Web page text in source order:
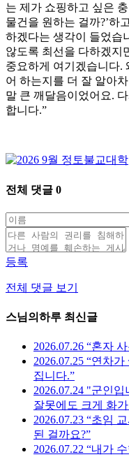
는 제가 쇼핑하고 싶은
물건을 원하는 걸까?’하
하겠다는 생각이 들었습
않도록 최선을 다하겠지
중요하게 여기겠습니다.
어 하는지를 더 잘 알아
말 큰 깨달음이었어요.
합니다.”
전체 댓글 0
등록
전체 댓글 보기
스님의하루 최신글
2026.07.26 “혼자
2026.07.25 “연차
집니다.”
2026.07.24 "군인
잘못에도 크게 화
2026.07.23 “초임
된 걸까요?”
2026.07.22 “내가